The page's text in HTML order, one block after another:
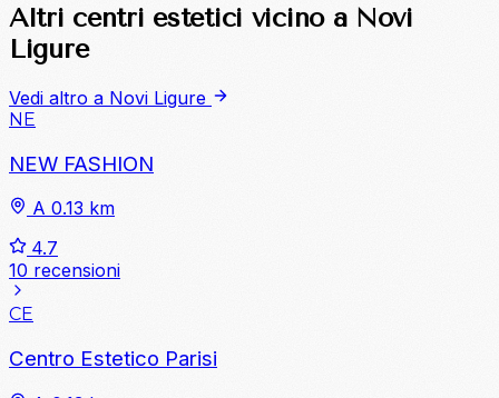
Altri centri estetici vicino a Novi
Ligure
Vedi altro a Novi Ligure
NE
NEW FASHION
A 0.13 km
4.7
10 recensioni
CE
Centro Estetico Parisi